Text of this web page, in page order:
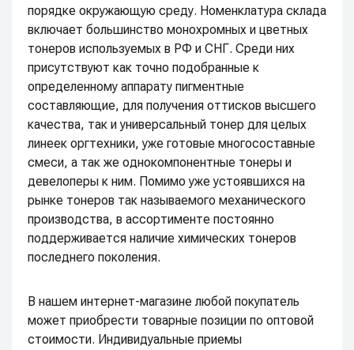
порядке окружающую среду. Номенклатура склада
включает большинство монохромных и цветных
тонеров используемых в РФ и СНГ. Среди них
присутствуют как точно подобранные к
определенному аппарату пигментные
составляющие, для получения оттисков высшего
качества, так и универсальный тонер для целых
линеек оргтехники, уже готовые многосоставные
смеси, а так же однокомпонентные тонеры и
девелоперы к ним. Помимо уже устоявшихся на
рынке тонеров так называемого механического
производства, в ассортименте постоянно
поддерживается наличие химических тонеров
последнего поколения.
В нашем интернет-магазине любой покупатель
может приобрести товарные позиции по оптовой
стоимости. Индивидуальные приемы